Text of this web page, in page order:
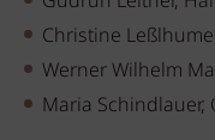
Christine
Werner Wilhelm
Maria Schindlauer,